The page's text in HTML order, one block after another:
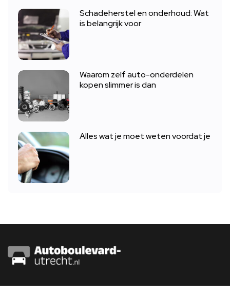
Schadeherstel en onderhoud: Wat
is belangrijk voor
Waarom zelf auto-onderdelen
kopen slimmer is dan
Alles wat je moet weten voordat je